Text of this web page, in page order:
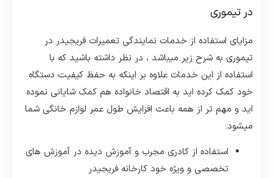
در تیموری
مزایای استفاده از خدمات نمایندگی تعمیرات فریجیدر در
تیموری به شرح زیر میباشد ، در نظر داشته باشید که با
استفاده از این خدمات علاوه بر اینکه به حفظ کیفیت دستگاه
خود کمک کرده اید به اقتصاد خانواده هم کمک شایانی نموده
اید و مهم تر از همه باعث افزایش طول عمر لوازم خانگی شما
میشود.
استفاده از کادری مجرب و آموزش دیده در آموزش های
تخصصی و ویژه خود کارخانه فریجیدر